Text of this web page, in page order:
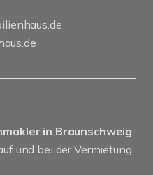
in Braunschweig
und bei der Vermietung